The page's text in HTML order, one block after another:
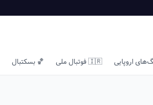
اروپایی 🇮🇷 فوتبال ملی 🏀 بسکتبال